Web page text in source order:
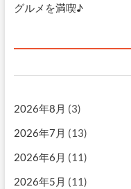
グルメを満喫♪
2026年8月 (3)
2026年7月 (13)
2026年6月 (11)
2026年5月 (11)